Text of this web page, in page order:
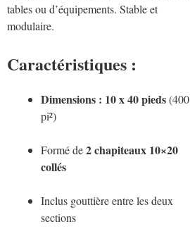
tables ou d’équipements. Stable et
modulaire.
Caractéristiques :
Dimensions : 10 x 40 pieds(400
pi²)
Formé de2 chapiteaux 10×20
collés
Inclus gouttière entre les deux
sections